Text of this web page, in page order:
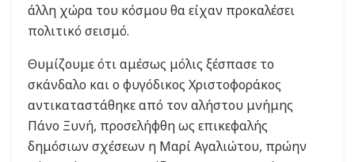
άλλη χώρα του κόσμου θα είχαν προκαλέσει
πολιτικό σεισμό.
Θυμίζουμε ότι αμέσως μόλις ξέσπασε το
σκάνδαλο και ο φυγόδικος Χριστοφοράκος
αντικαταστάθηκε από τον αλήστου μνήμης
Πάνο Ξυνή, προσελήφθη ως επικεφαλής
δημόσιων σχέσεων η Μαρί Αγαλιώτου, πρώην